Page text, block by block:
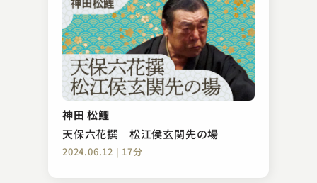
神田 松鯉
天保六花撰 松江侯玄関先の場
2024.06.12 | 17分
林家 木久彦
お見立て
2025.04.05 | 38分